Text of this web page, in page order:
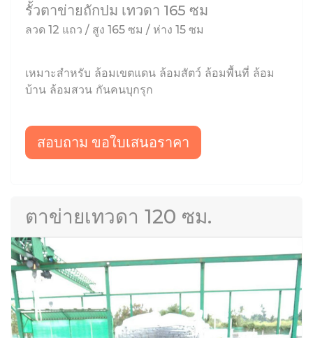
รั้วตาข่ายถักปม เทวดา 165 ซม
ลวด 12 แถว / สูง 165 ซม / ห่าง 15 ซม
เหมาะสำหรับ ล้อมเขตแดน ล้อมสัตว์ ล้อมพื้นที่ ล้อม
บ้าน ล้อมสวน กันคนบุกรุก
สอบถาม ขอใบเสนอราคา
ตาข่ายเทวดา 120 ซม.